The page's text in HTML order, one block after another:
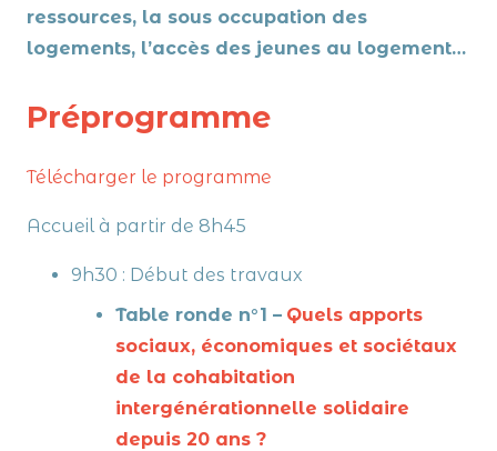
ressources, la sous occupation des
logements, l’accès des jeunes au logement…
Préprogramme
Télécharger le programme
Accueil à partir de 8h45
9h30 : Début des travaux
Table ronde n°1 – Quels apports
sociaux, économiques et sociétaux
de la cohabitation
intergénérationnelle solidaire
depuis 20 ans ?